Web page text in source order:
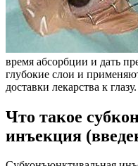
время абсорбции и дать
глубокие слои и
доставки лекарства к глазу.
Что такое
инъекция